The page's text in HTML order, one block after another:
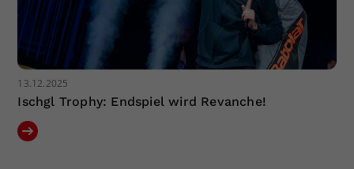
13.12.2025
Ischgl Trophy: Endspiel wird Revanche!